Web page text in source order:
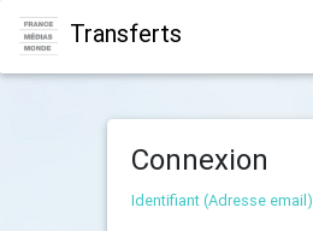
Transferts
Connexion
Identifiant (Adresse email)